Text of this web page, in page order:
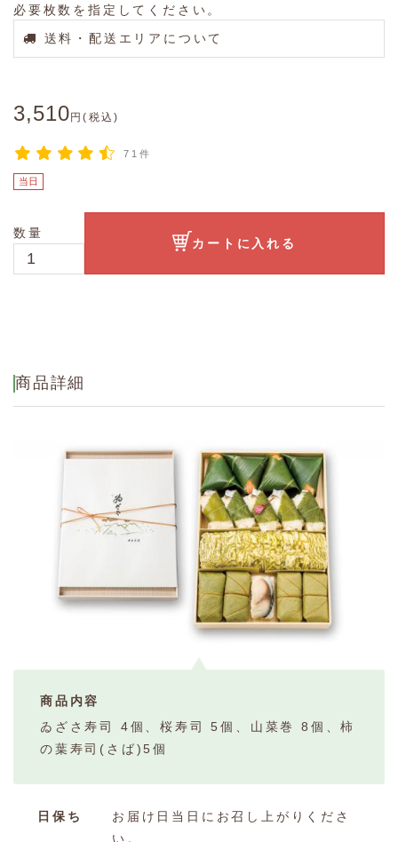
必要枚数を指定してください。
送料・配送エリアについて
3,510 円(税込)
71件
当日
数量
カートに入れる
商品詳細
商品内容
ゐざさ寿司 4個、桜寿司 5個、山菜巻 8個、柿
の葉寿司(さば)5個
日保ち
お届け日当日にお召し上がりくださ
い。